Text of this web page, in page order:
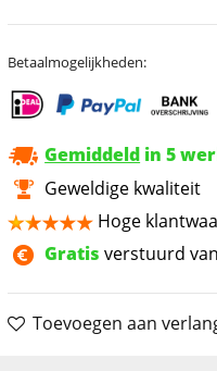
Betaalmogelijkheden:
Gemiddeld in 5
Geweldige kwaliteit
Hoge
Gratis verstuurd
Toevoegen aan